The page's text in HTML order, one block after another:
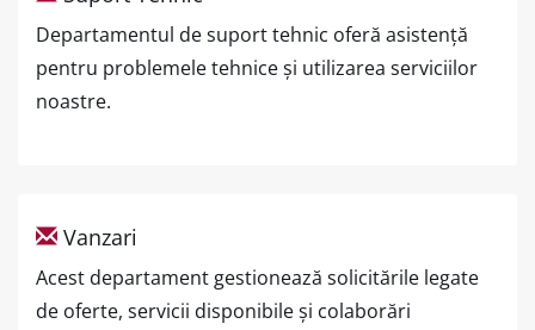
Departamentul de suport tehnic oferă asistență
pentru problemele tehnice și utilizarea serviciilor
noastre.
Vanzari
Acest departament gestionează solicitările legate
de oferte, servicii disponibile și colaborări